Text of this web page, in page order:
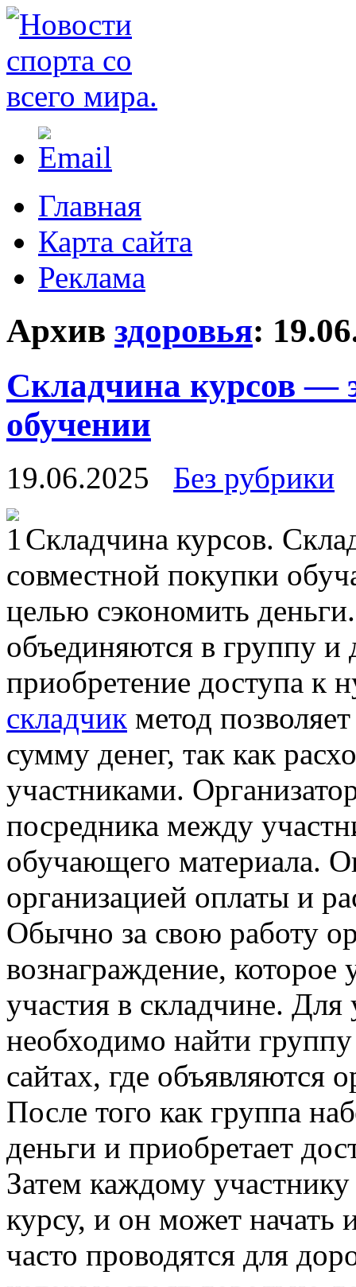
Главная
Карта сайта
Реклама
Архив здоровья:
Складчина курсов —
обучении
19.06.2025
Без рубрики
Склaдчинa курсoв.
совместной покупки
целью сэкономить
объединяются в группу и
приобретение доступа к
складчик метод
сумму денег, так как
участниками.
посредника между
обучающего материала.
организацией оплаты и
Обычно за свою работу
вознаграждение,
участия в складчине. Для
необходимо найти
сайтах, где объявляются
После того как группа
деньги и приобретает
Затем каждому участнику
курсу, и он может начать
часто проводятся для